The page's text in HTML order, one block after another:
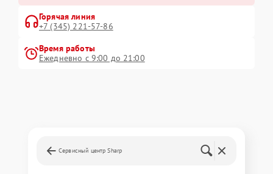
Горячая линия
+7 (345) 221-57-86
Время работы
Ежедневно с 9:00 до 21:00
Сервисный центр Sharp